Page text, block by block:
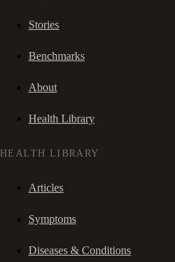
Stories
Benchmarks
About
Health Library
HEALTH LIBRARY
Articles
Symptoms
Diseases & Conditions